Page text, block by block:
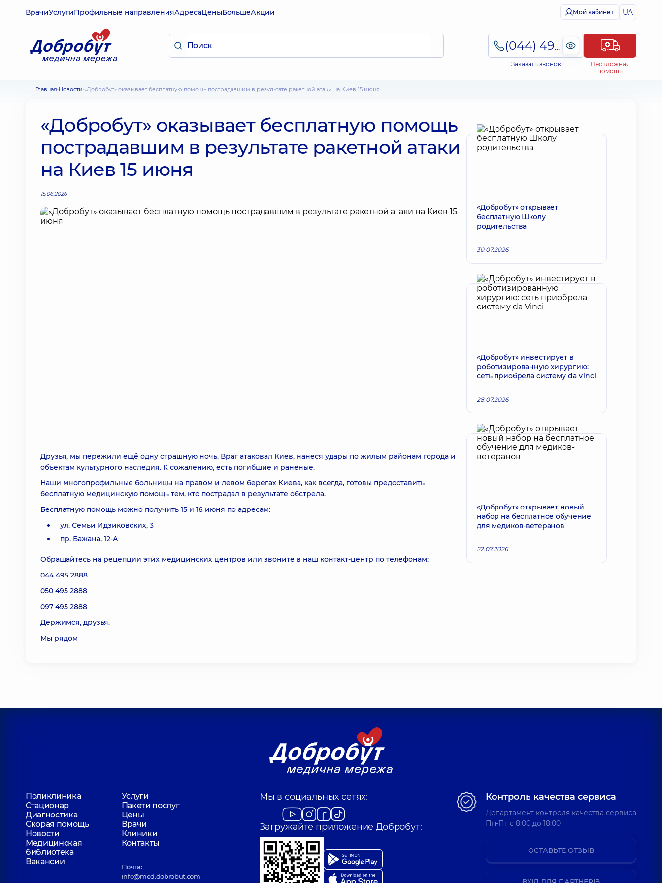
ВрачиУслугиПрофильные направленияАдресаЦеныБольшеАкции Мой кабинет UA
(044) 495-2-888
Заказать звонок
Неотложная
помощь
Главная Новости «Добробут» оказывает бесплатную помощь пострадавшим в результате ракетной атаки на Киев 15 июня
«Добробут» оказывает бесплатную помощь
пострадавшим в результате ракетной атаки
на Киев 15 июня
15.06.2026
Друзья, мы пережили ещё одну страшную ночь. Враг атаковал Киев, нанеся удары по жилым районам города и
объектам культурного наследия. К сожалению, есть погибшие и раненые.
Наши многопрофильные больницы на правом и левом берегах Киева, как всегда, готовы предоставить
бесплатную медицинскую помощь тем, кто пострадал в результате обстрела.
Бесплатную помощь можно получить 15 и 16 июня по адресам:
ул. Семьи Идзиковских, 3
пр. Бажана, 12-А
Обращайтесь на рецепции этих медицинских центров или звоните в наш контакт-центр по телефонам:
044 495 2888
050 495 2888
097 495 2888
Держимся, друзья.
Мы рядом
«Добробут» открывает
бесплатную Школу
родительства
30.07.2026
«Добробут» инвестирует в
роботизированную хирургию:
сеть приобрела систему da Vinci
28.07.2026
«Добробут» открывает новый
набор на бесплатное обучение
для медиков-ветеранов
22.07.2026
Поликлиника
Услуги
Стационар
Пакети послуг
Диагностика
Цены
Скорая помощь
Врачи
Новости
Клиники
Медицинская
библиотека
Контакты
Вакансии
Почта:
info@med.dobrobut.com
Мы в социальных сетях:
Загружайте приложение Добробут:
Контроль качества сервиса
Департамент контроля качества сервиса
Пн-Пт c 8:00 до 18:00
ОСТАВЬТЕ ОТЗЫВ